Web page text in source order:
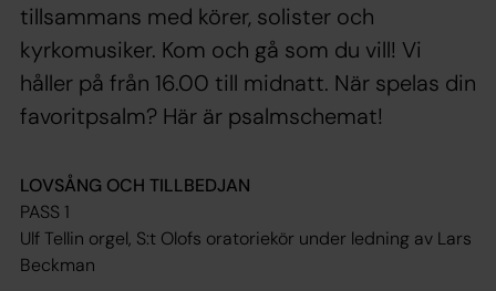
tillsammans med körer, solister och
kyrkomusiker. Kom och gå som du vill! Vi
håller på från 16.00 till midnatt. När spelas din
favoritpsalm? Här är psalmschemat!
LOVSÅNG OCH TILLBEDJAN
PASS 1
Ulf Tellin orgel, S:t Olofs oratoriekör under ledning av Lars
Beckman